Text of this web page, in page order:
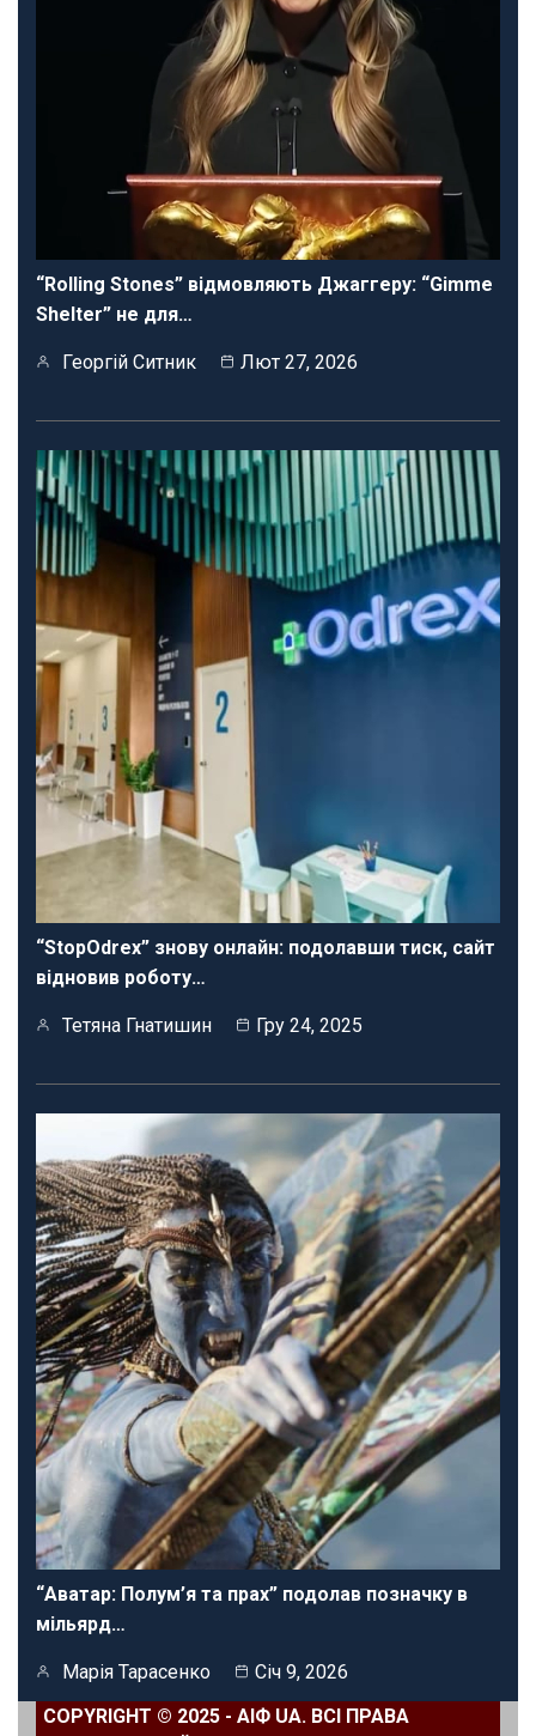
“Rolling Stones” відмовляють Джаггеру: “Gimme
Shelter” не для…
Георгій Ситник Лют 27, 2026
“StopOdrex” знову онлайн: подолавши тиск, сайт
відновив роботу…
Тетяна Гнатишин Гру 24, 2025
“Аватар: Полум’я та прах” подолав позначку в
мільярд…
Марія Тарасенко
Січ 9, 2026
COPYRIGHT © 2025 - АІФ UA. ВСІ ПРАВА